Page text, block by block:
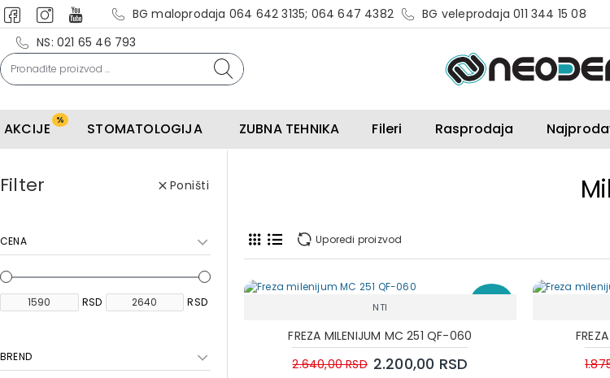
BG maloprodaja 064 642 3135; 064 647 4382
BG veleprodaja 011 344 15 08
NS: 021 65 46 793
AKCIJE % STOMATOLOGIJA ZUBNA TEHNIKA Fileri Rasprodaja
Filter Poništi
CENA
RSD RSD
BREND
Uporedi proizvod
NTI
FREZA MILENIJUM MC 251 QF-060
2.200,00 RSD
2.640,00 RSD